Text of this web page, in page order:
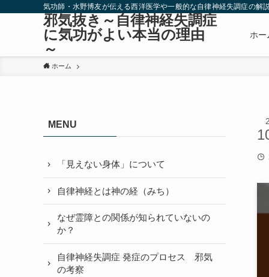
気功師・水野博友が伝える西洋医学や一般的な自律神経失調症の解
邪気抜き～自律神経失調症
に気功がよい本当の理由
～
ホー
ホーム
MENU
「見えない身体」について
自律神経とは神の経（みち）
なぜ霊障との関係が知られていないの
か？
自律神経失調症 発症のプロセス 邪気
の考察